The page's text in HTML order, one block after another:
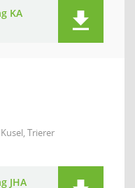
KA
Trierer
JHA